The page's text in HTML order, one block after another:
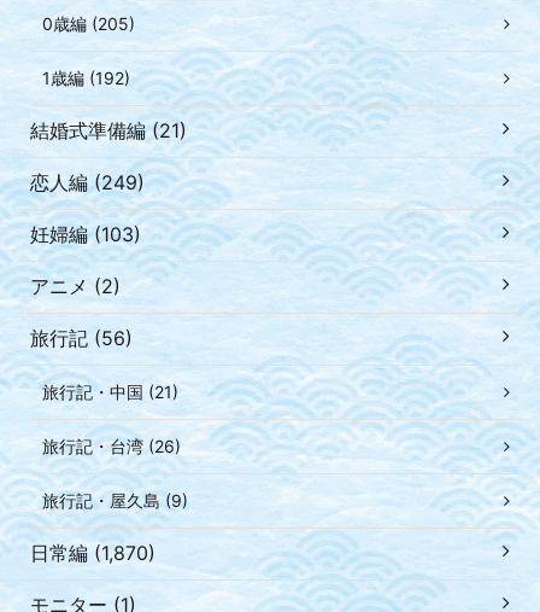
0歳編 (205)
1歳編 (192)
結婚式準備編 (21)
恋人編 (249)
妊婦編 (103)
アニメ (2)
旅行記 (56)
旅行記・中国 (21)
旅行記・台湾 (26)
旅行記・屋久島 (9)
日常編 (1,870)
モニター (1)